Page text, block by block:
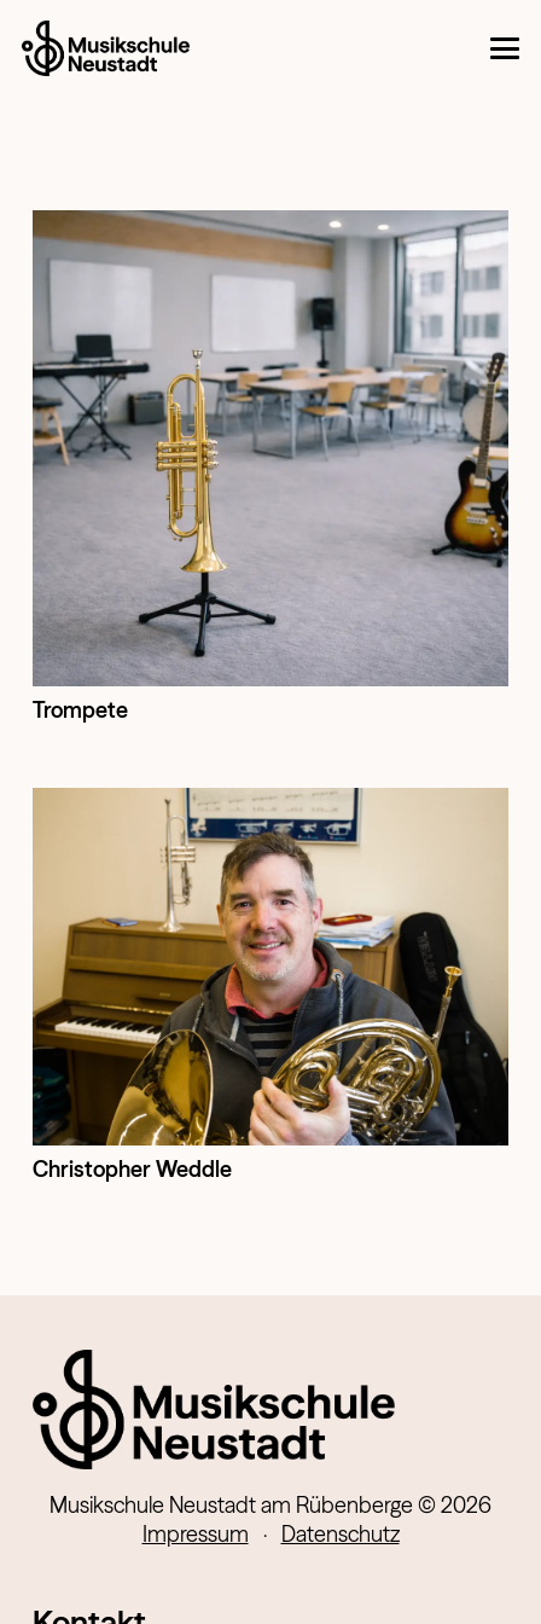
Trompete
Christopher Weddle
Musikschule Neustadt am Rübenberge © 2026
Impressum
· Datenschutz